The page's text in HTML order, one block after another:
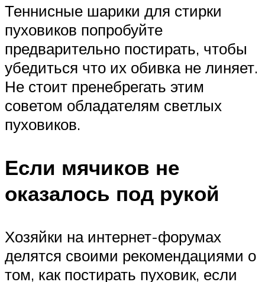
Теннисные шарики для стирки
пуховиков попробуйте
предварительно постирать, чтобы
убедиться что их обивка не линяет.
Не стоит пренебрегать этим
советом обладателям светлых
пуховиков.
Если мячиков не
оказалось под рукой
Хозяйки на интернет-форумах
делятся своими рекомендациями о
том, как постирать пуховик, если